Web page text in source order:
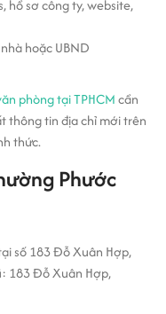
hồ sơ công ty, website,
hoặc UBND
phòng tại TPHCMcần
thông tin địa chỉ mới trên
thức.
Phước
số 183 Đỗ Xuân Hợp,
183 Đỗ Xuân Hợp,